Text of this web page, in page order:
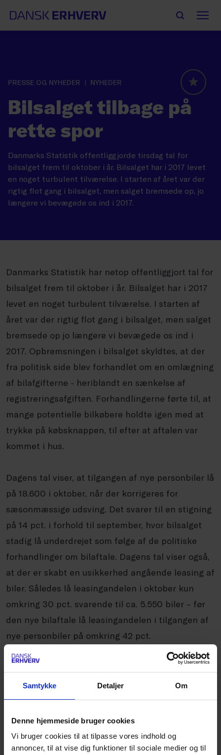
Samtykke Detaljer Om
Denne hjemmeside bruger cookies
Vi bruger cookies til at tilpasse vores indhold og
annoncer, til at vise dig funktioner til sociale medier og til
PRESSE OG NYHEDER
NYHEDER
Bilsalget tilbage på
rette spor
Danmarks Statistik offentliggjorde tirsdag tal for
bilsalget frem til oktober i år. Bilsalget har i 2017 levet
en noget turbulent tilværelse. I starten af året var der
rigtig flot gang i bilsalget, men salget bremsede op, jo
længere vi bevægede os ind i 2017.
Danmarks Statistik har netop offentliggjort tal for
bilsalget frem til oktober i år. Bilsalget har i 2017
levet en noget turbulent tilværelse. I starten af
året var der rigtig flot gang i bilsalget, men salget
bremsede op jo længere vi bevægede os ind i
2017. Opbremsningen i bilsalget skyldtes, at der
fra politisk side blev forhandlet om en omlægning
af bilafgifterne - heriblandt en sænkelse af
registreringsafgiften. Forhandlingerne førte til, at
mange potentielle bilkøbere holdte igen med at
trykke på købsknappen, til efter at aftalen var
kommet i hus.
Dagens tal viser, at tilgangen af nye personbiler lå
på 18.600 i oktober, når der korrigeres for
sæsonmæssige udsving. Det svarer til en stigning
på 14 pct. i forhold til september, hvor bilsalget
stadig lå underdrejet som følge af de politiske
forhandlinger om bilaftale. Dagens tal viser også,
at der er skabt en usikkerhed angående leasing af
biler. Således lå leasingandelen i oktober kun
omkring 30 pct. svarende til ca. 5.550 biler – før
den nye bilaftale lå leasingandelen i tilgangen af
nye personbiler på omkring 42 pct.
Med dagens tal ser det ud til, at bilsalget er
kommet tilbage på rette spor, og fortsætter vi i
samme bane i årets sidste måneder, er det ikke
månederne omkring september.